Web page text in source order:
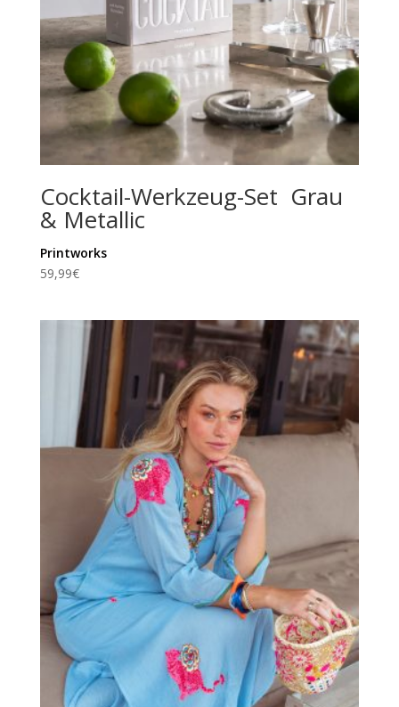
Cocktail-Werkzeug-Set Grau
& Metallic
Printworks
59,99€